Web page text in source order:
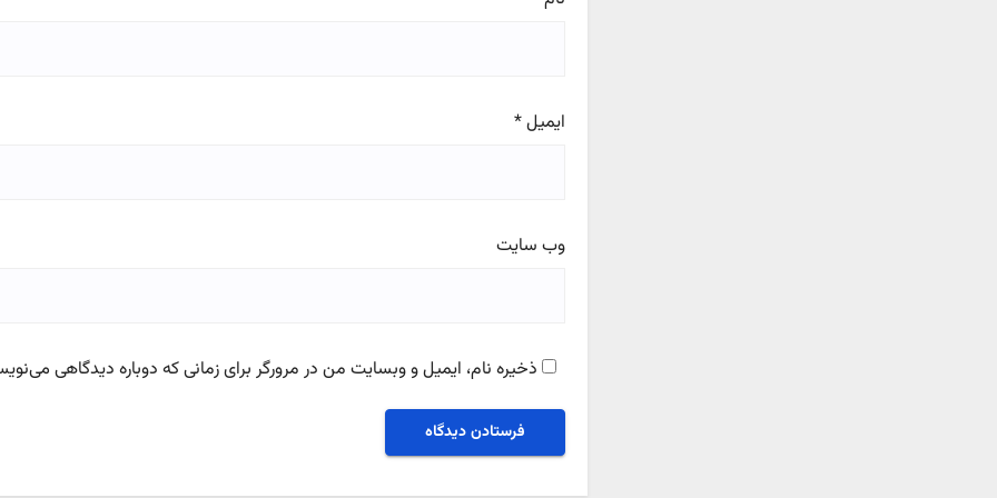
ایمیل*
وب‌ سایت
ذخیره نام، ایمیل و وبسایت من در مرورگر برای زمانی که دوباره دیدگاهی